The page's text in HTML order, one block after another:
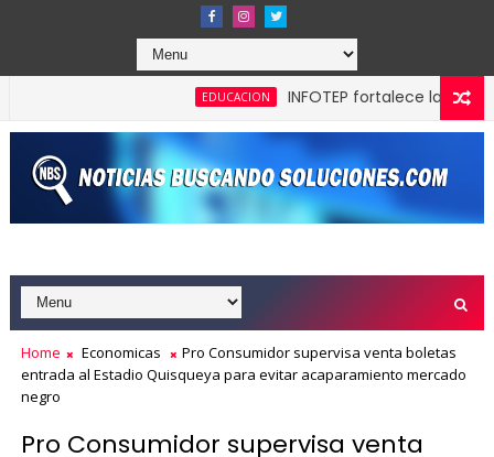
EDUCACION
INFOTEP fortalece la cultura
máxima calificación crediticia AAA.do de Moody's Local RD
Home Economicas
Pro Consumidor supervisa venta boletas
entrada al Estadio Quisqueya para evitar acaparamiento mercado
negro
Pro Consumidor supervisa venta